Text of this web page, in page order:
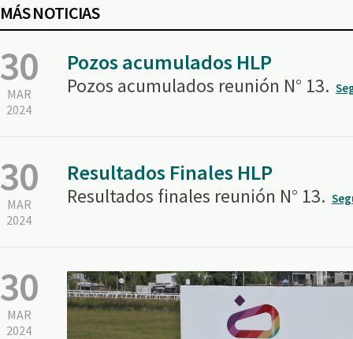
MÁS NOTICIAS
30
MAR
2024
Pozos acumulados HLP
Pozos acumulados reunión N° 13.
30
MAR
2024
Resultados Finales HLP
Resultados finales reunión N° 13.
30
MAR
2024